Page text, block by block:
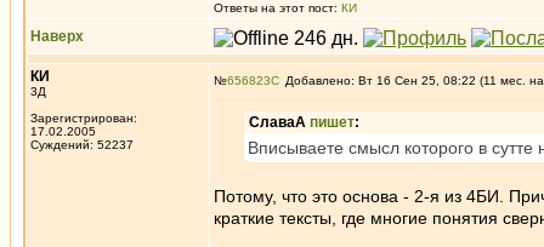
Ответы на этот пост: КИ
Наверх
КИ
3Д
Зарегистрирован:
17.02.2005
Суждений: 52237
№656823 Добавлено: Вт 16 Сен 25, 08:22 (11 мес.
СлаваА пишет:
Вписываете смысл которого в
Потому, что это основа - 2-я из 4БИ.
краткие тексты, где многие понятия